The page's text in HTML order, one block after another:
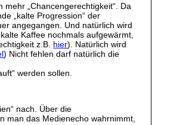
„Chancengerechtigkeit“. Da
„kalte Progression“ der
angegangen. Und natürlich wird
Kaffee nochmals aufgewärmt,
z.B. hier). Natürlich wird
) Nicht fehlen darf natürlich die
werden sollen.
nach. Über die
man das Medienecho wahrnimmt,